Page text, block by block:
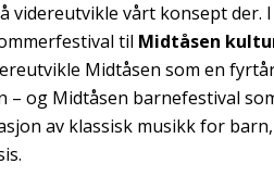
videreutvikle vårt konsept der.
til Midtåsen
Midtåsen som en
– og Midtåsen barnefestival
av klassisk musikk for